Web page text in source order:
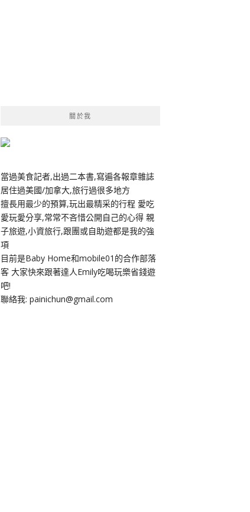
關於我
當過美食記者,出過二本書,寫遍各報章雜誌
居住過美國/加拿大,旅行過很多地方
擅長用最少的預算,玩出最精采的行程 愛吃
愛玩愛分享,常常不吝惜公開自己的心得 親
子旅遊,小資旅行,跟團或自助遊都是我的強
項
目前是Baby Home和mobile01的合作部落
客 大家快來跟著達人Emily吃喝玩樂省錢遊
吧!
聯絡我: painichun@gmail.com